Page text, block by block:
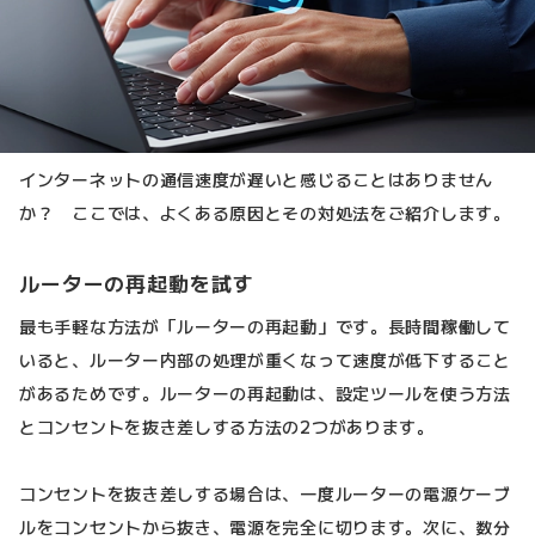
インターネットの通信速度が遅いと感じることはありません
か？ ここでは、よくある原因とその対処法をご紹介します。
ルーターの再起動を試す
最も手軽な方法が「ルーターの再起動」です。長時間稼働して
いると、ルーター内部の処理が重くなって速度が低下すること
があるためです。ルーターの再起動は、設定ツールを使う方法
とコンセントを抜き差しする方法の2つがあります。
コンセントを抜き差しする場合は、一度ルーターの電源ケーブ
ルをコンセントから抜き、電源を完全に切ります。次に、数分